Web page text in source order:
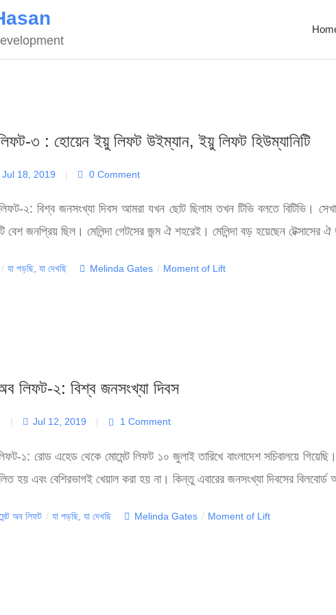
৩ : হোয়েন ইয়ু লিফট উইম্যান, ইয়ু লিফট হিউম্যানিটি
Jul 18, 2019 | 0 Comment
২: বিশ্ব জনসংখ্যা দিবস আমরা যখন ছোট ছিলাম তখন টিভি বলতে বিটিভি।
বেশ জনপ্রিয় ছিল। মেলিন্দা গেটসের জন্ম ঐ শহরেই। মেলিন্দা বড় হয়েছেন
/ যা পড়ছি, যা দেখছি Tags
Melinda Gates / Moment of Lift
লিফট-২: বিশ্ব জনসংখ্যা দিবস
| Jul 12, 2019 | 1 Comment
১: রোড এহেড থেকে মোমেন্ট লিফট ১০ জুলাই তারিখে বাংলাদেশ সচিবালয়ে
হয় এবং বেশিরভাগই খেয়াল করা হয় না। কিন্তু এবারের জনসংখ্যা দিবসের
অব লিফট / যা পড়ছি, যা দেখছি Tags
Melinda Gates / Moment of Lift